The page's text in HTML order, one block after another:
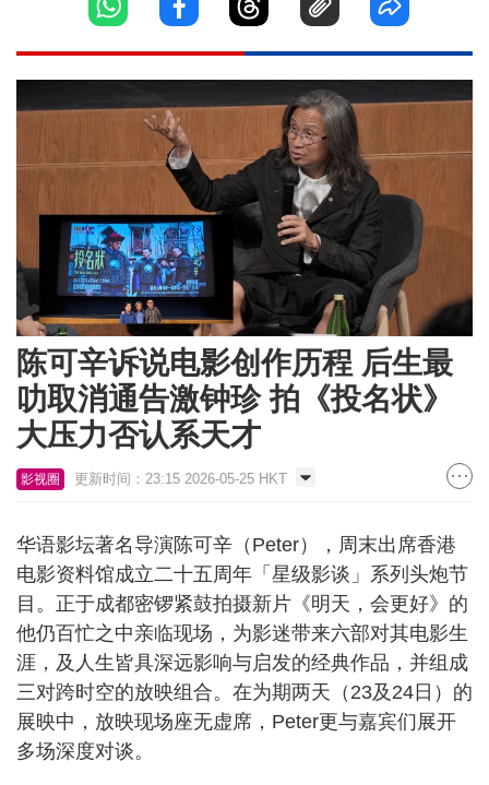
陈可辛诉说电影创作历程 后生最
叻取消通告激钟珍 拍《投名状》
大压力否认系天才
影视圈 更新时间：23:15 2026-05-25 HKT
华语影坛著名导演陈可辛（Peter），周末出席香港
电影资料馆成立二十五周年「星级影谈」系列头炮节
目。正于成都密锣紧鼓拍摄新片《明天，会更好》的
他仍百忙之中亲临现场，为影迷带来六部对其电影生
涯，及人生皆具深远影响与启发的经典作品，并组成
三对跨时空的放映组合。在为期两天（23及24日）的
展映中，放映现场座无虚席，Peter更与嘉宾们展开
多场深度对谈。